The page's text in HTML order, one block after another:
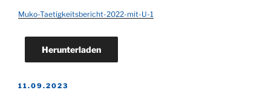
Muko-Taetigkeitsbericht-2022-mit-U-1
Herunterladen
VERÖFFENTLICHT
11.09.2023